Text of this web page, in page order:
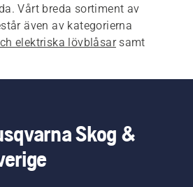
elektriska lövblåsar
Skog &